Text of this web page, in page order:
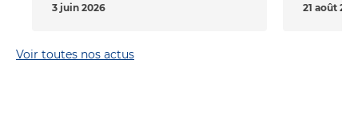
3 juin 2026 21 août
Voir toutes nos actus